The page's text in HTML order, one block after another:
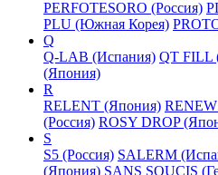
PERFOTESORO (Россия)
PLU (Южная Корея)
Q
Q-LAB (Испания) QT FILL
(Япония)
R
RELENT (Япония)
(Россия) ROSY DROP
S
S5 (Россия) SALERM
(Япония) SANS SOUCIS